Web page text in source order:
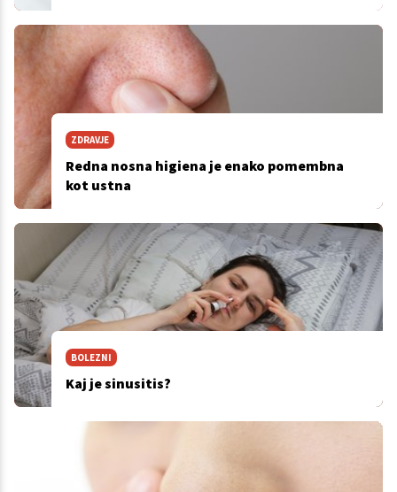
ZDRAVJE
Redna nosna higiena je enako pomembna
kot ustna
BOLEZNI
Kaj je sinusitis?